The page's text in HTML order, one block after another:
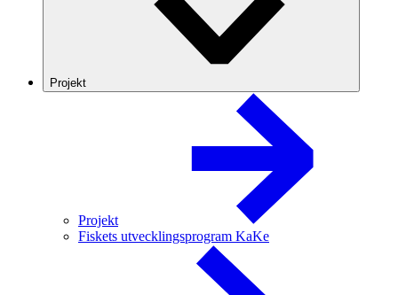
Projekt
Projekt
Fiskets utvecklingsprogram KaKe